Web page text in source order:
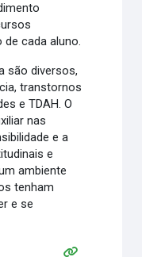
cada aluno.
são diversos,
transtornos
e TDAH. O
nas
e a
e
ambiente
tenham
e se